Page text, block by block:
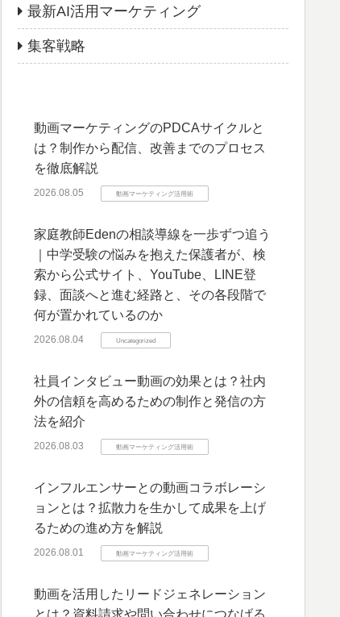
最新AI活用マーケティング
集客戦略
動画マーケティングのPDCAサイクルと
は？制作から配信、改善までのプロセス
を徹底解説
2026.08.05 動画マーケティング活用術
家庭教師Edenの相談導線を一歩ずつ追う
｜中学受験の悩みを抱えた保護者が、検
索から公式サイト、YouTube、LINE登
録、面談へと進む経路と、その各段階で
何が置かれているのか
2026.08.04 Uncategorized
社員インタビュー動画の効果とは？社内
外の信頼を高めるための制作と発信の方
法を紹介
2026.08.03 動画マーケティング活用術
インフルエンサーとの動画コラボレーシ
ョンとは？拡散力を生かして成果を上げ
るための進め方を解説
2026.08.01 動画マーケティング活用術
動画を活用したリードジェネレーション
とは？資料請求や問い合わせにつなげる